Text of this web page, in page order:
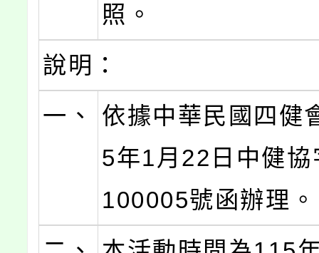
照。
說明：
一、
依據中華民國四健
5年1月22日中健
100005號函辦理。